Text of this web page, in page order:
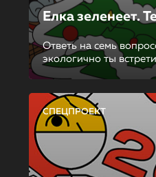
Елка зеленеет.
Ответь на семь
экологично ты
СПЕЦПРОЕКТ